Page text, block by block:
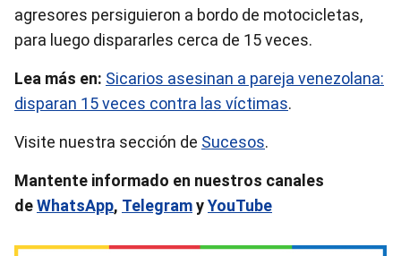
agresores persiguieron a bordo de motocicletas,
para luego dispararles cerca de 15 veces.
Lea más en: Sicarios asesinan a pareja venezolana:
disparan 15 veces contra las víctimas.
Visite nuestra sección de Sucesos.
Mantente informado en nuestros canales
deWhatsApp, TelegramyYouTube